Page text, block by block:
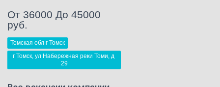
От 36000 До 45000
руб.
Томская обл г Томск
г Томск, ул Набережная реки Томи, д
29